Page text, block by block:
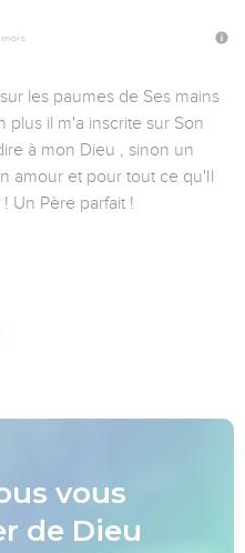
mois
les paumes de Ses mains
plus il m'a inscrite sur Son
à mon Dieu , sinon un
amour et pour tout ce qu'Il
Un Père parfait !
vous
de Dieu